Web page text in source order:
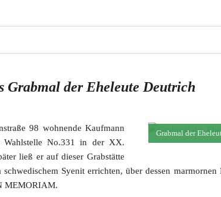
Grabmal der Eheleute Deutrich
Grabmal der
98 wohnende Kaufmann
No.331 in der XX.
ließ er auf dieser Grabstätte
Syenit errichten, über dessen
MEMORIAM.